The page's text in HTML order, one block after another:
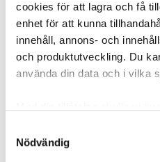
cookies för att lagra och få
enhet för att kunna
innehåll, annons- och
och produktutveckling. Du
använda din data och i vilka
som kan ha en
Nödvändig
FELIX BJÖRKLUND
felix.bjorklund@in.se
LÄS OCKSÅ:
VD:N EFTER
AVSLÖJANDE